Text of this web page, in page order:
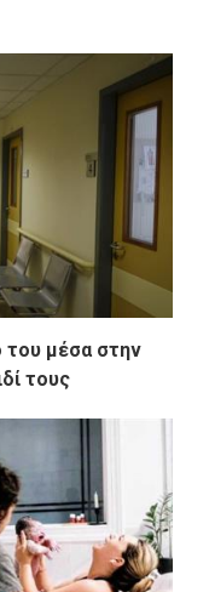
μέσα στην
τους